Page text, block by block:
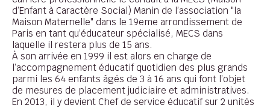
d’Enfant à Caractère Social) Manin de l’association "la
Maison Maternelle" dans le 19eme arrondissement de
Paris en tant qu’éducateur spécialisé, MECS dans
laquelle il restera plus de 15 ans.
À son arrivée en 1999 il est alors en charge de
l’accompagnement éducatif quotidien des plus grands
parmi les 64 enfants âgés de 3 à 16 ans qui font l’objet
de mesures de placement judiciaire et administratives.
En 2013, il y devient Chef de service éducatif sur 2 unités